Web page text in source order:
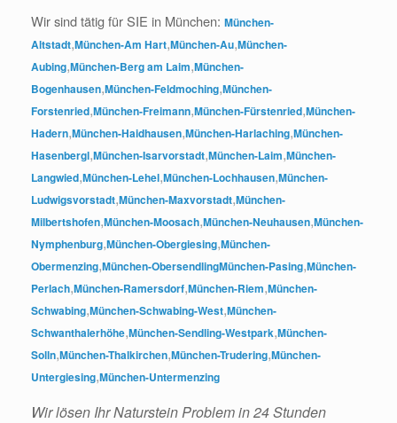
Wir sind tätig für SIE in München: München-
Altstadt,München-Am Hart,München-Au,München-
Aubing,München-Berg am Laim,München-
Bogenhausen,München-Feldmoching,München-
Forstenried,München-Freimann,München-Fürstenried,München-
Hadern,München-Haidhausen,München-Harlaching,München-
Hasenbergl,München-Isarvorstadt,München-Laim,München-
Langwied,München-Lehel,München-Lochhausen,München-
Ludwigsvorstadt,München-Maxvorstadt,München-
Milbertshofen,München-Moosach,München-Neuhausen,München-
Nymphenburg,München-Obergiesing,München-
Obermenzing,München-ObersendlingMünchen-Pasing,München-
Perlach,München-Ramersdorf,München-Riem,München-
Schwabing,München-Schwabing-West,München-
Schwanthalerhöhe,München-Sendling-Westpark,München-
Solln,München-Thalkirchen,München-Trudering,München-
Untergiesing,München-Untermenzing
Wir lösen Ihr Naturstein Problem in 24 Stunden